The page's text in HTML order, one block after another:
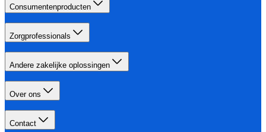
Consumentenproducten
Zorgprofessionals
Andere zakelijke oplossingen
Over ons
Contact